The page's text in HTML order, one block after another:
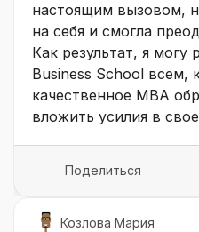
настоящим вызовом,
на себя и смогла
Как результат, я могу
Business School всем,
качественное MBA
вложить усилия в
Поделиться
Козлова Мария